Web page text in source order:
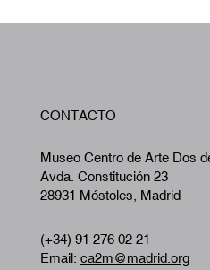
CONTACTO
Museo Centro de Arte Dos
Avda. Constitución 23
28931 Móstoles, Madrid
(+34) 91 276 02 21
Email: ca2m@madrid.org